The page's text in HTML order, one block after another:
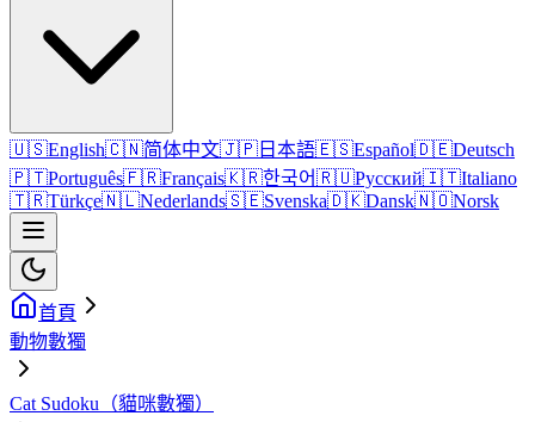
🇺🇸English🇨🇳简体中文🇯🇵 日本語🇪🇸Español🇩🇪Deutsch
🇵🇹Português🇫🇷Français🇰🇷한국어🇷🇺Русский🇮🇹Italiano
🇹🇷Türkçe🇳🇱Nederlands🇸🇪Svenska🇩🇰Dansk🇳🇴Norsk
首頁
動物數獨
Cat Sudoku（貓咪數獨）